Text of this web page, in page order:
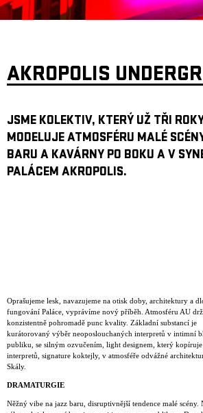
AKROPOLIS
JSME KOLEKTIV, KTERÝ UŽ TŘI
MODELUJE ATMOSFÉRU MALÉ
BARU A KAVÁRNY PO BOKU A V
PALÁCEM AKROPOLIS.
Oprašujeme lesk, navazujeme na otisk doby, architektury a
fungování Paláce, vyprávíme nový příběh. Atmosféru AU
konzistentně pohromadě punc kvality. Základní substancí je
kurátorovaný výběr neoposlouchaných interpretů v intimní
publiku, se silným ozvučením, light designem, který
interpretů, signature koktejly, v atmosféře odvážné
Skály.
DRAMATURGIE
Něžný vibe na jazz baru, disruptivnější tendence malé scény.